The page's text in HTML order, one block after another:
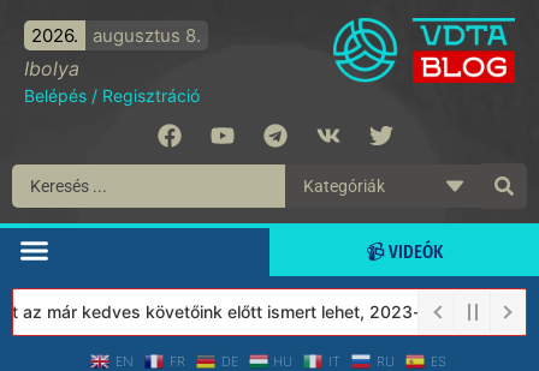
2026. augusztus 8.
Ibolya
Belépés / Regisztráció
📹 VIDEÓK
kedves követőink előtt ismert lehet, 2023-tól a Védett
EN FR DE HU IT RU ES